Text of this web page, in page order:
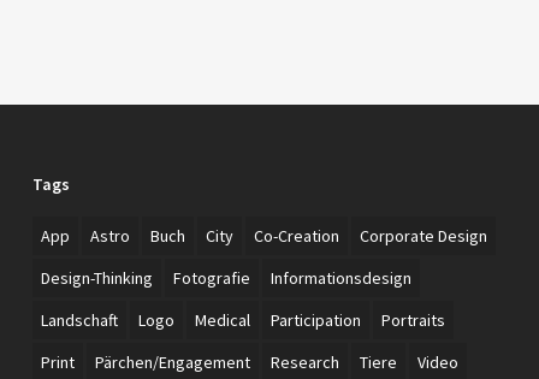
Tags
App Astro Buch City Co-Creation
Corporate Design
Design-Thinking
Fotografie
Informationsdesign
Landschaft
Logo Medical Participation
Portraits
Print
Pärchen/Engagement Research Tiere
Video